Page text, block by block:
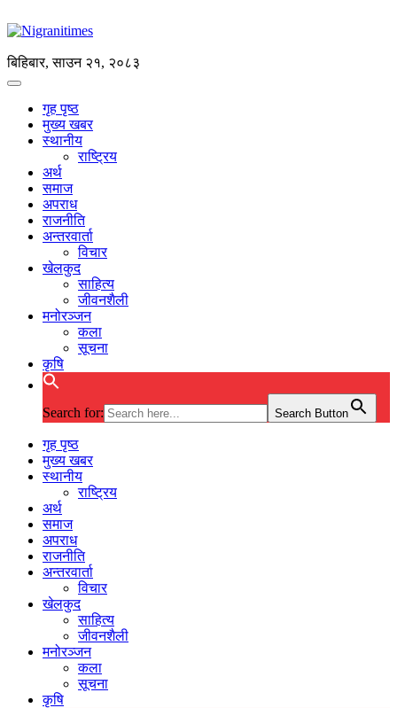
बिहिबार, साउन २१, २०८३
गृह पृष्ठ
मुख्य खबर
स्थानीय
राष्ट्रिय
अर्थ
समाज
अपराध
राजनीति
अन्तरवार्ता
विचार
खेलकुद
साहित्य
जीवनशैली
मनोरञ्जन
कला
सूचना
कृषि
Search for: Search Button
गृह पृष्ठ
मुख्य खबर
स्थानीय
राष्ट्रिय
अर्थ
समाज
अपराध
राजनीति
अन्तरवार्ता
विचार
खेलकुद
साहित्य
जीवनशैली
मनोरञ्जन
कला
सूचना
कृषि